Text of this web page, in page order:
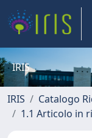
IRIS
IRIS Catalogo
1.1 Articolo in